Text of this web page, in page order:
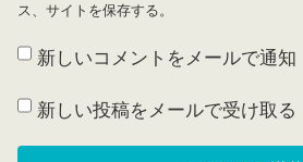
ス、サイトを保存する。
新しいコメントをメールで通知
新しい投稿をメールで受け取る